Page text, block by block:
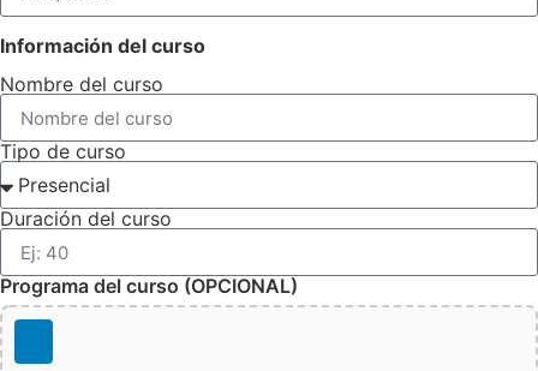
Información del curso
Nombre del curso
Tipo de curso
Duración del curso
Programa del curso (OPCIONAL)